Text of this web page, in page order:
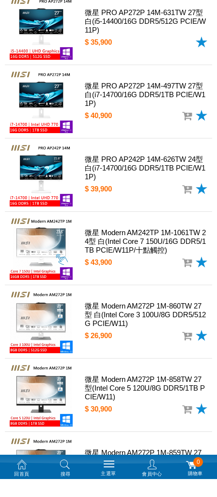
微星 PRO AP272P 14M-631TW 27型
白(i5-14400/16G DDR5/512G PCIE/W
11P)
$ 35,900
微星 PRO AP272P 14M-497TW 27型
白(i7-14700/16G DDR5/1TB PCIE/W1
1P)
$ 40,900
微星 PRO AP242P 14M-626TW 24型
白(i7-14700/16G DDR5/1TB PCIE/W1
1P)
$ 39,900
微星 Modern AM242TP 1M-1061TW 2
4型 白(Intel Core 7 150U/16G DDR5/1
TB PCIE/W11P/十點觸控)
$ 43,900
微星 Modern AM272P 1M-860TW 27
型 白(Intel Core 3 100U/8G DDR5/512
G PCIE/W11)
$ 26,900
微星 Modern AM272P 1M-858TW 27
型(Intel Core 5 120U/8G DDR5/1TB P
CIE/W11)
$ 30,900
微星 Modern AM272P 1M-859TW 27
型 白(Intel Core 5 120U/8G DDR5/1TB
PCIE/W11)
回首頁 搜尋 主選單 會員中心
0
購物車